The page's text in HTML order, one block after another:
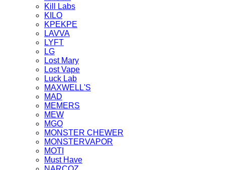
Kill Labs
KILO
KPEKPE
LAVVA
LYFT
LG
Lost Mary
Lost Vape
Luck Lab
MAXWELL'S
MAD
MEMERS
MEW
MGO
MONSTER CHEWER
MONSTERVAPOR
MOTI
Must Have